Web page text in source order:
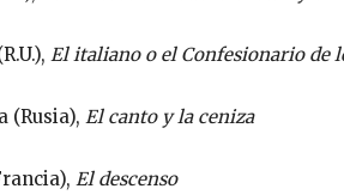
El italiano o el Confesionario de
(Rusia), El canto y la ceniza
El descenso